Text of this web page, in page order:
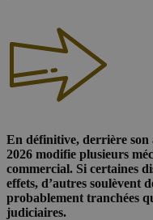
En définitive, derrière son
2026 modifie plusieurs
commercial. Si certaines
effets, d’autres soulèvent
probablement tranchées
judiciaires.